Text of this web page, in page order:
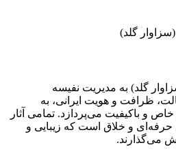
گلد) به مدیریت نفیسه
ظرافت و هویت ایرانی، به
و باکیفیت می‌پردازد. تمامی آثار
و خلاق است که زیبایی و
می‌گذارند.